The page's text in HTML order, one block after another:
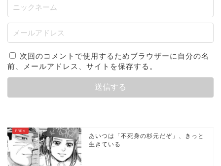
次回のコメントで使用するためブラウザーに自分の名
前、メールアドレス、サイトを保存する。
あいつは「不死身の杉元だぞ」、きっと
生きている